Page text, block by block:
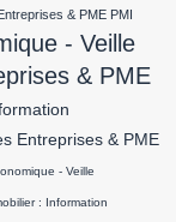
& PME PMI
- Veille
& PME
Entreprises & PME
- Veille
: Information